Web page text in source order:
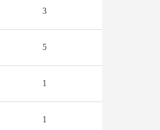
3
5
1
1